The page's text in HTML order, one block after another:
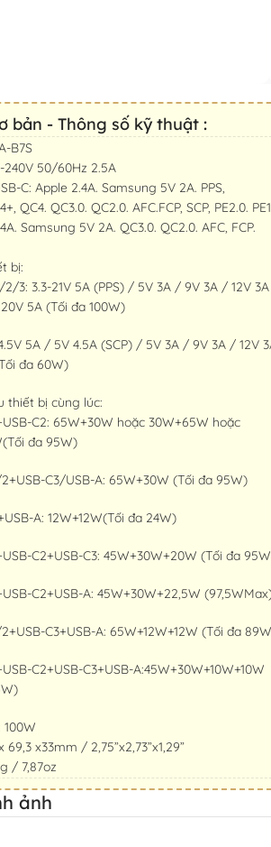
bản - Thông số kỹ thuật :
B7S
240V 50/60Hz 2.5A
C: Apple 2.4A. Samsung 5V 2A. PPS,
QC4. QC3.0. QC2.0. AFC.FCP, SCP, PE2.0.
Samsung 5V 2A. QC3.0. QC2.0. AFC, FCP.
bị:
2/3: 3.3-21V 5A (PPS) / 5V 3A / 9V 3A / 12V 3A
5A (Tối đa 100W)
5A / 5V 4.5A (SCP) / 5V 3A / 9V 3A / 12V
đa 60W)
thiết bị cùng lúc:
C2: 65W+30W hoặc 30W+65W hoặc
đa 95W)
C3/USB-A: 65W+30W (Tối đa 95W)
A: 12W+12W(Tối đa 24W)
C2+USB-C3: 45W+30W+20W (Tối đa
C2+USB-A: 45W+30W+22,5W
C3+USB-A: 65W+12W+12W (Tối đa
C2+USB-C3+USB-A:45W+30W+10W+10W
x33mm / 2,75”x2,73”x1,29”
/ 7,87oz
ảnh